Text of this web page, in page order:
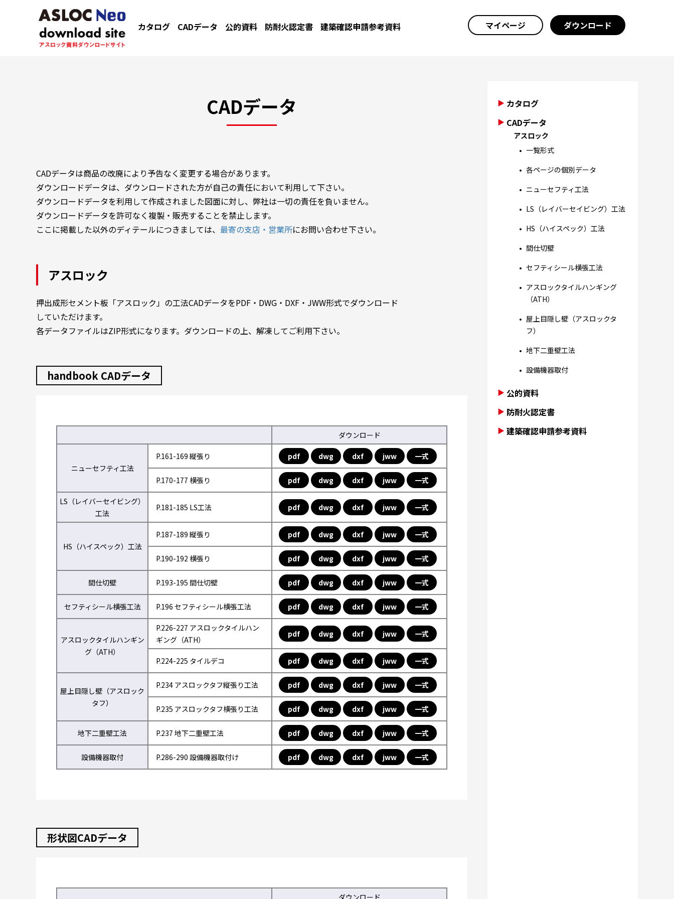
カタログ CADデータ 公的資料 防耐火認定書 建築確認申請参考資料 マイページ ダウンロード
CADデータ
CADデータは商品の改廃により予告なく変更する場合があります。
ダウンロードデータは、ダウンロードされた方が自己の責任において利用して下さい。
ダウンロードデータを利用して作成されました図面に対し、弊社は一切の責任を負いません。
ダウンロードデータを許可なく複製・販売することを禁止します。
ここに掲載した以外のディテールにつきましては、 最寄の支店・営業所にお問い合わせ下さい。
アスロック
押出成形セメント板「アスロック」の工法CADデータをPDF・DWG・DXF・JWW形式でダウンロード
していただけます。
各データファイルはZIP形式になります。ダウンロードの上、解凍してご利用下さい。
handbook CADデータ
ダウンロード
ニューセフティ工法
P.161-169 縦張り pdf dwg dxf jww 一式
P.170-177 横張り pdf dwg dxf jww 一式
LS（レイバーセイビング）
工法
P.181-185 LS工法 pdf dwg dxf jww 一式
HS（ハイスペック）工法
P.187-189 縦張り pdf dwg dxf jww 一式
P.190-192 横張り pdf dwg dxf jww 一式
間仕切壁 P.193-195 間仕切壁 pdf dwg dxf jww 一式
セフティシール横張工法 P.196 セフティシール横張工法 pdf dwg dxf jww 一式
アスロックタイルハンギン
グ（ATH）
P.226-227 アスロックタイルハン
ギング（ATH）
pdf dwg dxf jww 一式
P.224-225 タイルデコ pdf dwg dxf jww 一式
屋上目隠し壁（アスロック
タフ）
P.234 アスロックタフ縦張り工法 pdf dwg dxf jww 一式
P.235 アスロックタフ横張り工法 pdf dwg dxf jww 一式
地下二重壁工法 P.237 地下二重壁工法 pdf dwg dxf jww 一式
設備機器取付 P.286-290 設備機器取付け pdf dwg dxf jww 一式
形状図CADデータ
ダウンロード
カタログ
CADデータ
アスロック
一覧形式
各ページの個別データ
ニューセフティ工法
LS（レイバーセイビング）工法
HS（ハイスペック）工法
間仕切壁
セフティシール横張工法
アスロックタイルハンギング
（ATH）
屋上目隠し壁（アスロックタ
フ）
地下二重壁工法
設備機器取付
公的資料
防耐火認定書
建築確認申請参考資料